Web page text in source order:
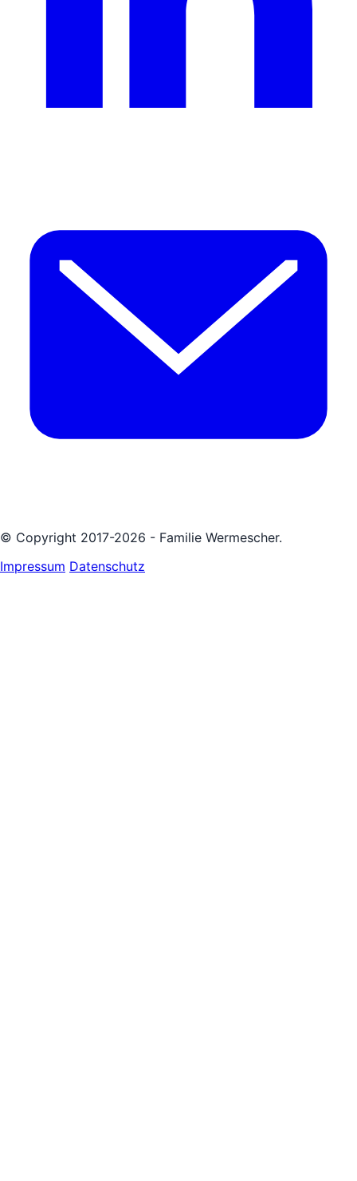
© Copyright 2017-2026 - Familie Wermescher.
Impressum Datenschutz